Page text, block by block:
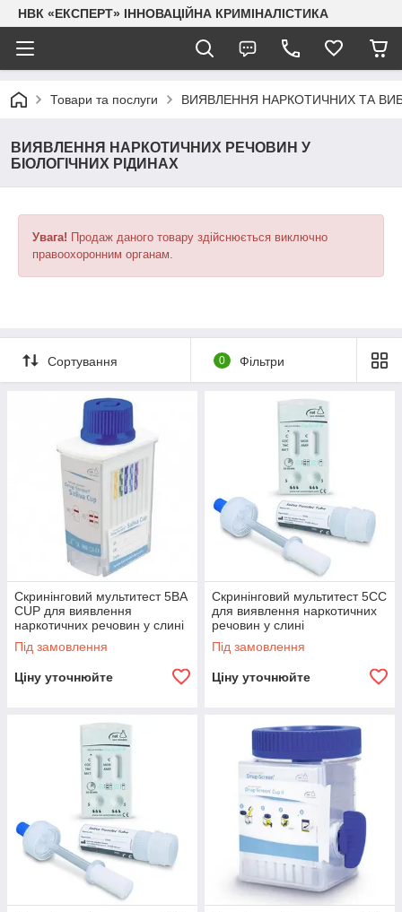
НВК «ЕКСПЕРТ» ІННОВАЦІЙНА КРИМІНАЛІСТИКА
Товари та послуги ВИЯВЛЕННЯ НАРКОТИЧНИХ ТА
ВИЯВЛЕННЯ НАРКОТИЧНИХ РЕЧОВИН У
БІОЛОГІЧНИХ РІДИНАХ
Увага! Продаж даного товару здійснюється виключно
правоохоронним органам.
Сортування 0 Фільтри
Скринінговий мультитест 5BA
CUP для виявлення
наркотичних речовин у слині
Під замовлення
Ціну уточнюйте
Скринінговий мультитест 5CC
для виявлення наркотичних
речовин у слині
Під замовлення
Ціну уточнюйте